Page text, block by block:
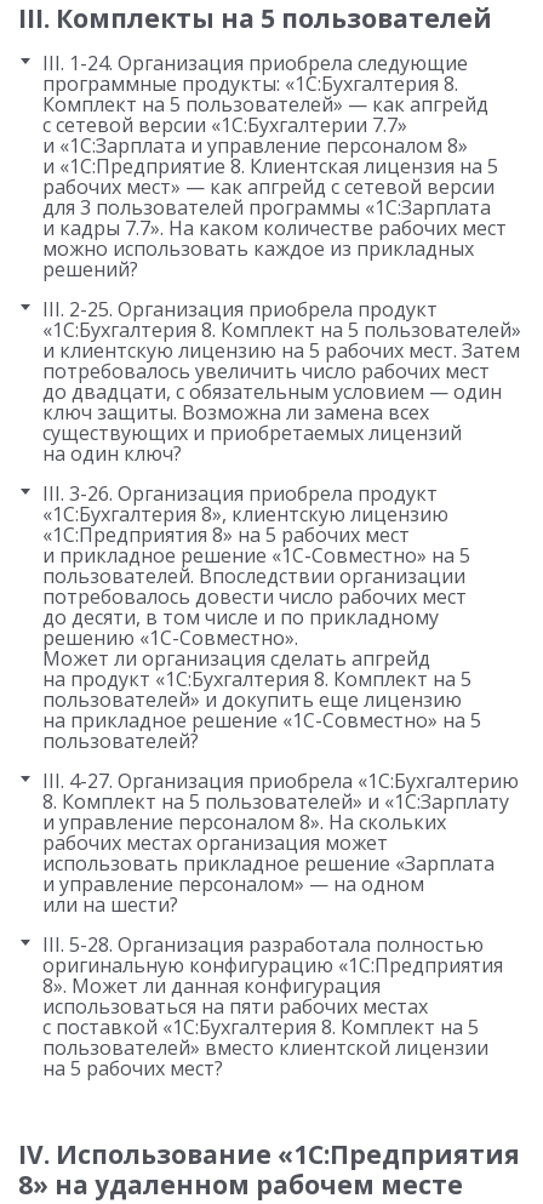
III. Комплекты на 5 пользователей
III. 1-24. Организация приобрела следующие
программные продукты: «1С:Бухгалтерия 8.
Комплект на 5 пользователей» — как апгрейд
с сетевой версии «1С:Бухгалтерии 7.7»
и «1С:Зарплата и управление персоналом 8»
и «1С:Предприятие 8. Клиентская лицензия на 5
рабочих мест» — как апгрейд с сетевой версии
для 3 пользователей программы «1С:Зарплата
и кадры 7.7». На каком количестве рабочих мест
можно использовать каждое из прикладных
решений?
III. 2-25. Организация приобрела продукт
«1С:Бухгалтерия 8. Комплект на 5 пользователей»
и клиентскую лицензию на 5 рабочих мест. Затем
потребовалось увеличить число рабочих мест
до двадцати, с обязательным условием — один
ключ защиты. Возможна ли замена всех
существующих и приобретаемых лицензий
на один ключ?
III. 3-26. Организация приобрела продукт
«1С:Бухгалтерия 8», клиентскую лицензию
«1С:Предприятия 8» на 5 рабочих мест
и прикладное решение «1С-Совместно» на 5
пользователей. Впоследствии организации
потребовалось довести число рабочих мест
до десяти, в том числе и по прикладному
решению «1С-Совместно».
Может ли организация сделать апгрейд
на продукт «1С:Бухгалтерия 8. Комплект на 5
пользователей» и докупить еще лицензию
на прикладное решение «1С-Совместно» на 5
пользователей?
III. 4-27. Организация приобрела «1С:Бухгалтерию
8. Комплект на 5 пользователей» и «1С:Зарплату
и управление персоналом 8». На скольких
рабочих местах организация может
использовать прикладное решение «Зарплата
и управление персоналом» — на одном
или на шести?
III. 5-28. Организация разработала полностью
оригинальную конфигурацию «1С:Предприятия
8». Может ли данная конфигурация
использоваться на пяти рабочих местах
с поставкой «1С:Бухгалтерия 8. Комплект на 5
пользователей» вместо клиентской лицензии
на 5 рабочих мест?
IV. Использование «1С:Предприятия
8» на удаленном рабочем месте